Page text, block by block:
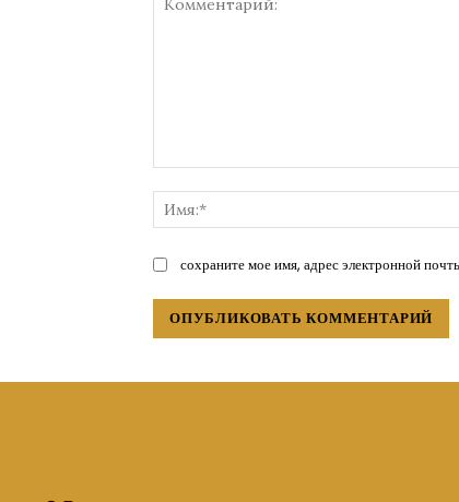
сохраните мое имя, адрес электронной